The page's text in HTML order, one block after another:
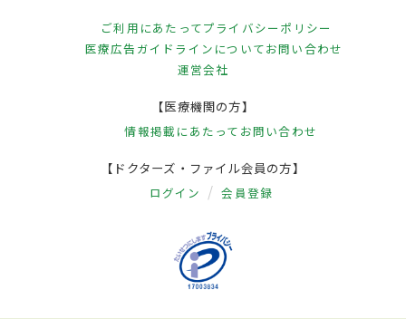
ご利用にあたってプライバシーポリシー
医療広告ガイドラインについてお問い合わせ
運営会社
【医療機関の方】
情報掲載にあたって お問い合わせ
【ドクターズ・ファイル会員の方】
ログイン 会員登録